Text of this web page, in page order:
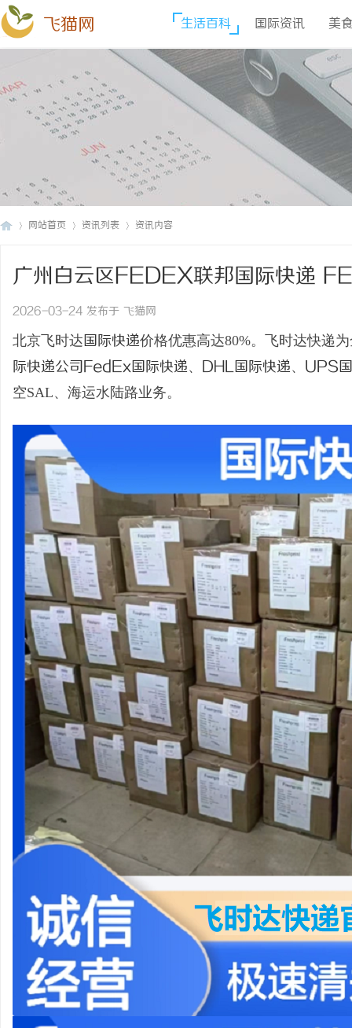
飞猫网 生活百科 国际资讯 美
网站首页 资讯列表 资讯内容
广州白云区FEDEX联邦国际快递
术趋势
2026-03-24 发布于 飞猫网
北京飞时达 国际快递价格优惠高达80%。飞时达快递
际快递公司FedEx国际快递、 DHL国际快递、 UPS
空SAL、海运水陆路业务。
线影院平台的兴起与未来发展趋势深度解析 麻花影视：引领新时代
量